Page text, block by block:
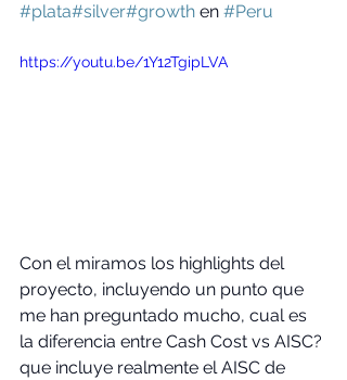
#plata#silver#growth en #Peru
https://youtu.be/1Y12TgipLVA
Con el miramos los highlights del
proyecto, incluyendo un punto que
me han preguntado mucho, cual es
la diferencia entre Cash Cost vs AISC?
que incluye realmente el AISC de